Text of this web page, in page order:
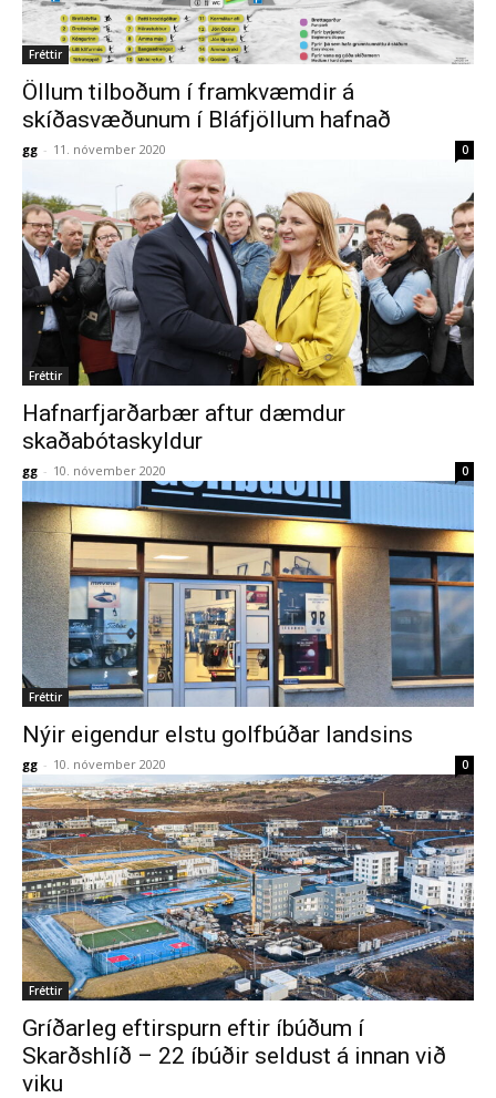
Fréttir
Öllum tilboðum í framkvæmdir á
skíðasvæðunum í Bláfjöllum hafnað
gg - 11. nóvember 2020 0
Fréttir
Hafnarfjarðarbær aftur dæmdur
skaðabótaskyldur
gg - 10. nóvember 2020 0
Fréttir
Nýir eigendur elstu golfbúðar landsins
gg - 10. nóvember 2020 0
Fréttir
Gríðarleg eftirspurn eftir íbúðum í
Skarðshlíð – 22 íbúðir seldust á innan við
viku